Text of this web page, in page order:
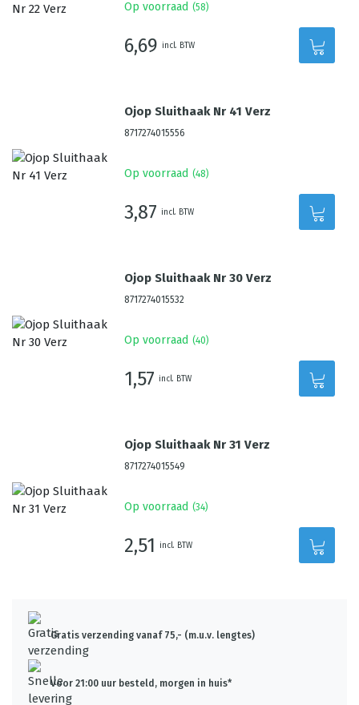
Op voorraad (58)
6,69 incl. BTW
Ojop Sluithaak Nr 41 Verz
8717274015556
Op voorraad (48)
3,87 incl. BTW
Ojop Sluithaak Nr 30 Verz
8717274015532
Op voorraad (40)
1,57 incl. BTW
Ojop Sluithaak Nr 31 Verz
8717274015549
Op voorraad (34)
2,51 incl. BTW
Gratis verzending vanaf 75,- (m.u.v. lengtes)
Voor 21:00 uur besteld, morgen in huis*